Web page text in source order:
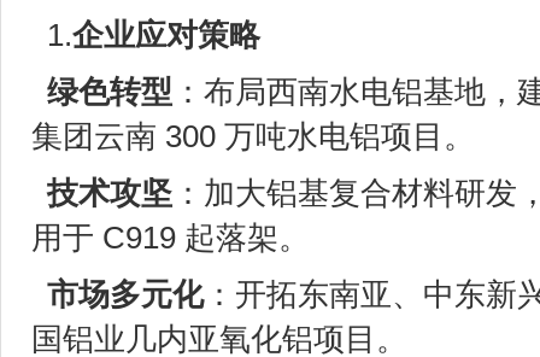
1.企业应对策略
绿色转型 ：布局西南水电铝基地，
集团云南 300 万吨水电铝项目。
技术攻坚 ：加大铝基复合材料研发
用于 C919 起落架。
市场多元化：开拓东南亚、中东新
国铝业几内亚氧化铝项目。